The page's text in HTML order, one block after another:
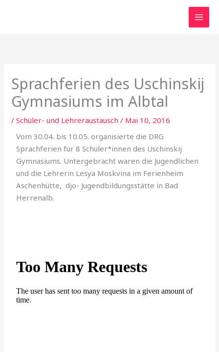
Sprachferien des Uschinskij
Gymnasiums im Albtal
/Schüler- und Lehreraustausch / Mai 10, 2016
Vom 30.04. bis 10.05. organisierte die DRG
Sprachferien für 8 Schüler*innen des Uschinskij
Gymnasiums. Untergebracht waren die Jugendlichen
und die Lehrerin Lesya Moskvina im Ferienheim
Aschenhütte, djo- Jugendbildungsstätte in Bad
Herrenalb.